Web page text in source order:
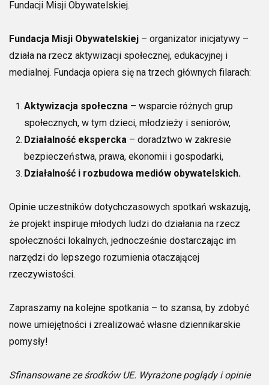
Fundacji Misji Obywatelskiej.
Fundacja Misji Obywatelskiej – organizator inicjatywy –
działa na rzecz aktywizacji społecznej, edukacyjnej i
medialnej. Fundacja opiera się na trzech głównych filarach:
Aktywizacja społeczna – wsparcie różnych grup
społecznych, w tym dzieci, młodzieży i seniorów,
Działalność ekspercka – doradztwo w zakresie
bezpieczeństwa, prawa, ekonomii i gospodarki,
Działalność i rozbudowa mediów obywatelskich.
Opinie uczestników dotychczasowych spotkań wskazują,
że projekt inspiruje młodych ludzi do działania na rzecz
społeczności lokalnych, jednocześnie dostarczając im
narzędzi do lepszego rozumienia otaczającej
rzeczywistości.
Zapraszamy na kolejne spotkania – to szansa, by zdobyć
nowe umiejętności i zrealizować własne dziennikarskie
pomysły!
Sfinansowane ze środków UE. Wyrażone poglądy i opinie